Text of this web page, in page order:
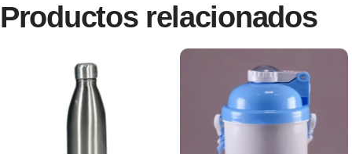
Productos relacionados